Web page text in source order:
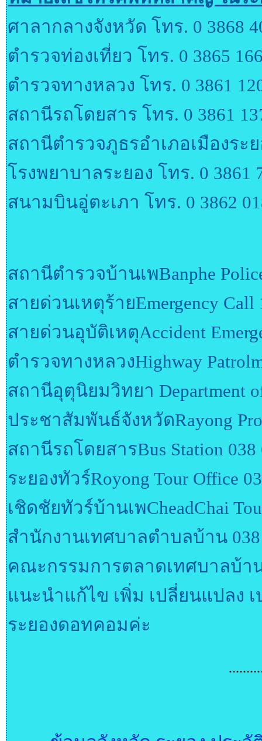
ศาลากลางจังหวัด โทร. 0 3868
ตำรวจท่องเที่ยว โทร. 0 3865
ตำรวจทางหลวง โทร. 0 3861
สถานีรถโดยสาร โทร. 0 3861
สถานีตำรวจภูธรอำเภอเมืองระย
โรงพยาบาลระยอง โทร. 0 3861
สนามบินอู่ตะเภา โทร. 0 3862
สถานีตำรวจบ้านเพBanphe
สายด่วนเหตุร้ายEmergency Call
สายด่วนอุบัติเหตุAccident
ตำรวจทางหลวงHighway
สถานีอุตุนิยมวิทยา Department
ประชาสัมพันธ์จังหวัดRayong
สถานีรถโดยสารBus Station 038
ระยองทัวร์Royong Tour Office
เชิดชัยทัวร์บ้านเพCheadChai
สำนักงานเทศบาลตำบลบ้าน 038
คณะกรรมการตลาดเทศบาลบ้าน
แนะนำแก้ไข เพิ่ม เปลี่ยนแปลง
ระยองดอทคอมค่ะ